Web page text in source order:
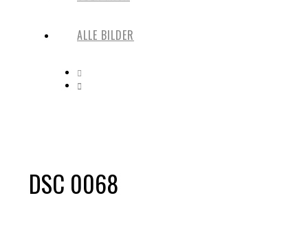
ALLE BILDER
DSC 0068